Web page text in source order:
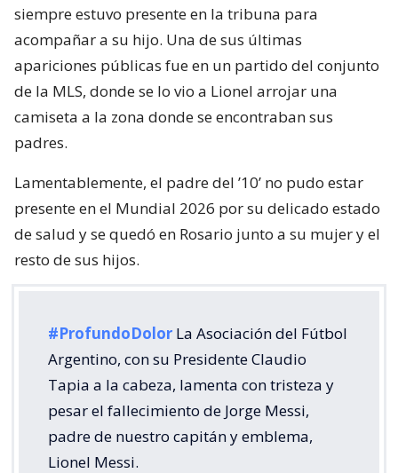
siempre estuvo presente en la tribuna para
acompañar a su hijo. Una de sus últimas
apariciones públicas fue en un partido del conjunto
de la MLS, donde se lo vio a Lionel arrojar una
camiseta a la zona donde se encontraban sus
padres.
Lamentablemente, el padre del ’10’ no pudo estar
presente en el Mundial 2026 por su delicado estado
de salud y se quedó en Rosario junto a su mujer y el
resto de sus hijos.
#ProfundoDolor La Asociación del Fútbol
Argentino, con su Presidente Claudio
Tapia a la cabeza, lamenta con tristeza y
pesar el fallecimiento de Jorge Messi,
padre de nuestro capitán y emblema,
Lionel Messi.